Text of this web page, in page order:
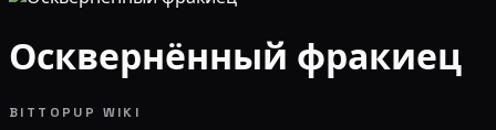
Осквернённый фракиец
BITTOPUP WIKI